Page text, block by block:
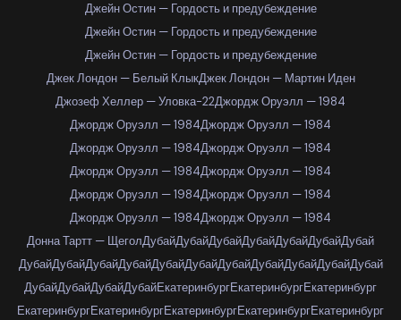
Джейн Остин — Гордость и предубеждение
Джейн Остин — Гордость и предубеждение
Джейн Остин — Гордость и предубеждение
Джек Лондон — Белый КлыкДжек Лондон — Мартин Иден
Джозеф Хеллер — Уловка-22Джордж Оруэлл — 1984
Джордж Оруэлл — 1984Джордж Оруэлл — 1984
Джордж Оруэлл — 1984Джордж Оруэлл — 1984
Джордж Оруэлл — 1984Джордж Оруэлл — 1984
Джордж Оруэлл — 1984Джордж Оруэлл — 1984
Джордж Оруэлл — 1984Джордж Оруэлл — 1984
Донна Тартт — ЩеголДубайДубайДубайДубайДубайДубайДубай
ДубайДубайДубайДубайДубайДубайДубайДубайДубайДубайДубай
ДубайДубайДубайДубайЕкатеринбургЕкатеринбургЕкатеринбург
ЕкатеринбургЕкатеринбургЕкатеринбургЕкатеринбургЕкатеринбург